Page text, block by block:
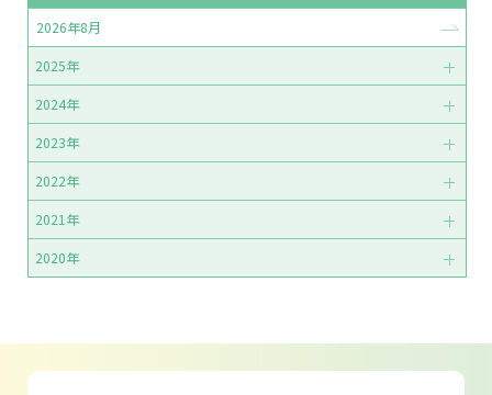
2026年8月
2025年
2024年
2023年
2022年
2021年
2020年